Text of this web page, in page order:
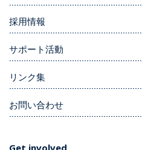
採用情報
サポート活動
リンク集
お問い合わせ
Get involved